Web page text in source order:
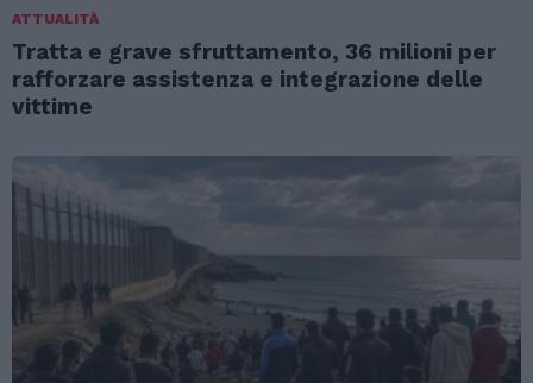
ATTUALITÀ
Tratta e grave sfruttamento, 36 milioni per
rafforzare assistenza e integrazione delle
vittime